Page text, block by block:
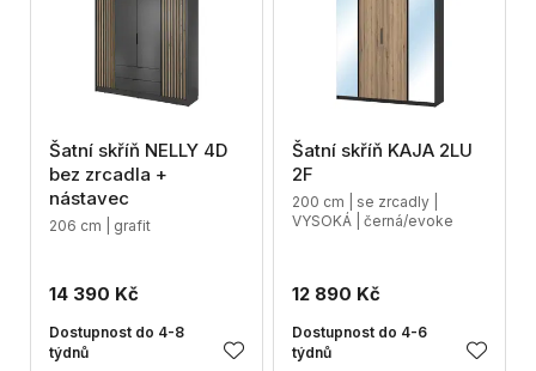
Šatní skříň NELLY 4D
bez zrcadla +
nástavec
206 cm | grafit
14 390 Kč
Dostupnost do 4-8
týdnů
Šatní skříň KAJA 2LU
2F
200 cm | se zrcadly |
VYSOKÁ | černá/evoke
12 890 Kč
Dostupnost do 4-6
týdnů